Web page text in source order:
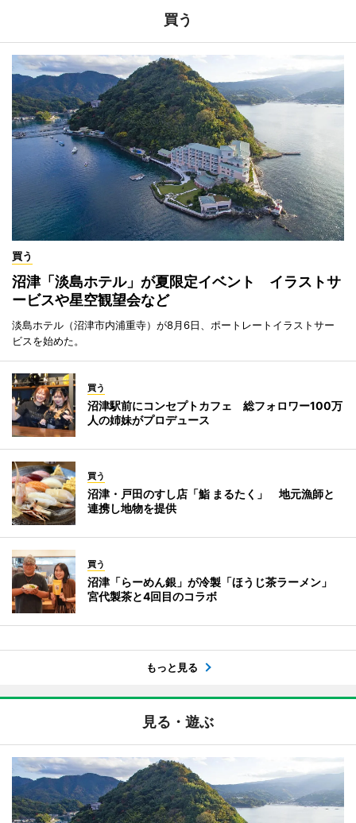
買う
買う
沼津「淡島ホテル」が夏限定イベント イラストサ
ービスや星空観望会など
淡島ホテル（沼津市内浦重寺）が8月6日、ポートレートイラストサー
ビスを始めた。
買う
沼津駅前にコンセプトカフェ 総フォロワー100万
人の姉妹がプロデュース
買う
沼津・戸田のすし店「鮨 まるたく」 地元漁師と
連携し地物を提供
買う
沼津「らーめん銀」が冷製「ほうじ茶ラーメン」
宮代製茶と4回目のコラボ
もっと見る
見る・遊ぶ